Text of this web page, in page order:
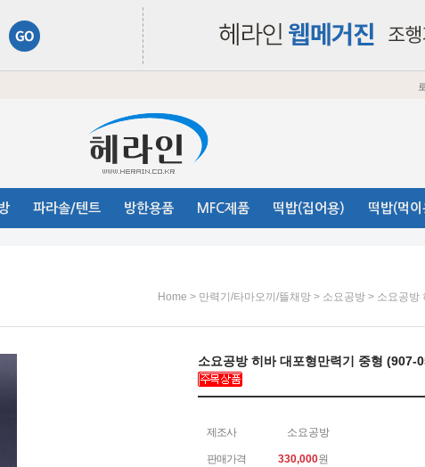
파라솔/텐트 방한용품 MFC제품 떡밥(집어용) 떡밥(먹이
Home > 만력기/타마오끼/뜰채망 > 소요공방 > 소요공방
소요공방 히바 대포형만력기 중형 (907-
제조사 소요공방
판매가격 330,000원